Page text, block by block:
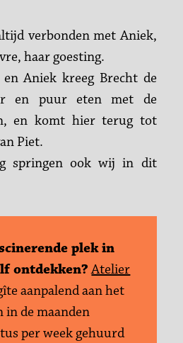
verbonden met Aniek,
haar goesting.
Aniek kreeg Brecht de
en puur eten met de
en komt hier terug tot
Piet.
springen ook wij in dit
plek in
ontdekken? Atelier
aanpalend aan het
in de maanden
per week gehuurd